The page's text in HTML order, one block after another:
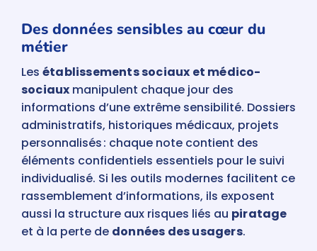
Des données sensibles au cœur du
métier
Les établissements sociaux et médico-
sociaux manipulent chaque jour des
informations d’une extrême sensibilité. Dossiers
administratifs, historiques médicaux, projets
personnalisés : chaque note contient des
éléments confidentiels essentiels pour le suivi
individualisé. Si les outils modernes facilitent ce
rassemblement d’informations, ils exposent
aussi la structure aux risques liés au piratage
et à la perte de données des usagers.